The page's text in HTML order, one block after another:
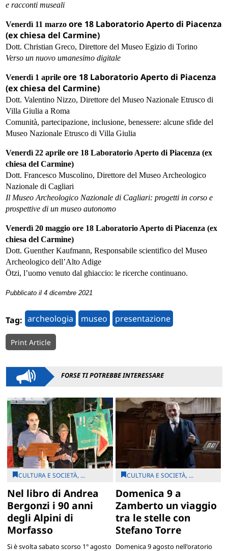
e racconti museali
Venerdì 11 marzo ore 18 Laboratorio Aperto di Piacenza
(ex chiesa del Carmine)
Dott. Christian Greco, Direttore del Museo Egizio di Torino
Verso un nuovo umanesimo digitale
Venerdì 1 aprile ore 18 Laboratorio Aperto di Piacenza
(ex chiesa del Carmine)
Dott. Valentino Nizzo, Direttore del Museo Nazionale Etrusco di
Villa Giulia a Roma
Comunità, partecipazione, inclusione, benessere: alcune sfide del
Museo Nazionale Etrusco di Villa Giulia
Venerdì 22 aprile ore 18 Laboratorio Aperto di Piacenza (ex
chiesa del Carmine)
Dott. Francesco Muscolino, Direttore del Museo Archeologico
Nazionale di Cagliari
Il Museo Archeologico Nazionale di Cagliari: progetti in corso e
prospettive di un museo autonomo
Venerdì 20 maggio ore 18 Laboratorio Aperto di Piacenza (ex
chiesa del Carmine)
Dott. Guenther Kaufmann, Responsabile scientifico del Museo
Archeologico dell’Alto Adige
Ötzi, l’uomo venuto dal ghiaccio: le ricerche continuano.
Pubblicato il 4 dicembre 2021
Tag: archeologia museo presentazione
Print Article
FORSE TI POTREBBE INTERESSARE
CULTURA E SOCIETÀ, ...
Nel libro di Andrea
Bergonzi i 90 anni
degli Alpini di
Morfasso
Si è svolta sabato scorso 1° agosto
CULTURA E SOCIETÀ, ...
Domenica 9 a
Zamberto un viaggio
tra le stelle con
Stefano Torre
Domenica 9 agosto nell'oratorio